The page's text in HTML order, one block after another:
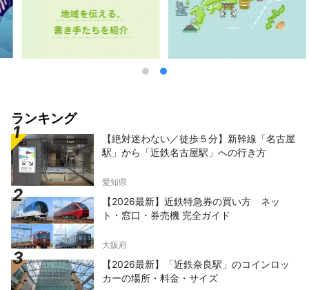
ランキング
【絶対迷わない／徒歩５分】新幹線「名古屋
駅」から「近鉄名古屋駅」への行き方
愛知県
【2026最新】近鉄特急券の買い方 ネッ
ト・窓口・券売機 完全ガイド
大阪府
【2026最新】「近鉄奈良駅」のコインロッ
カーの場所・料金・サイズ